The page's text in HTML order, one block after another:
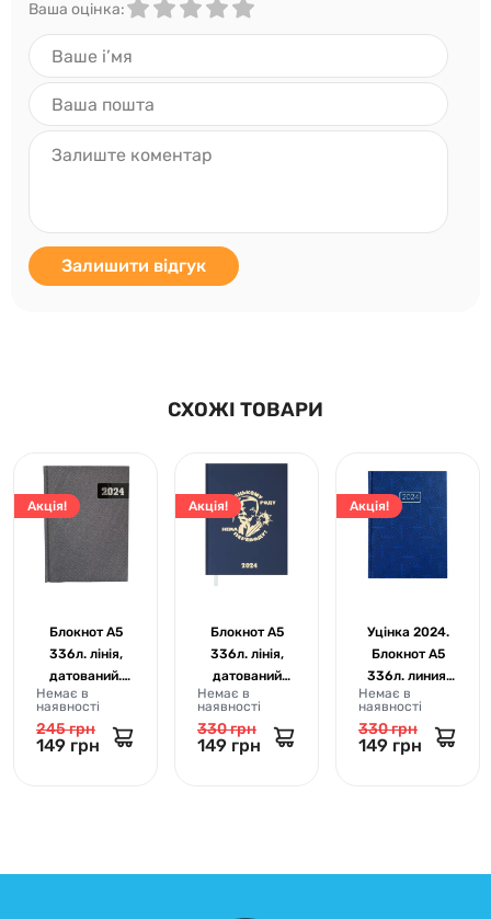
Ваша оцінка:
Залишити відгук
СХОЖІ ТОВАРИ
Акція!
Блокнот А5
336л. лінія,
датований.
MANLY. ВМ.
2188-09
Немає в
наявності
245 грн
149 грн
Акція!
Блокнот А5
336л. лінія,
датований
синій HEROES.
2024. ВМ.
2189-02
Немає в
наявності
330 грн
149 грн
Акція!
Уцінка 2024.
Блокнот А5
336л. линия,
датированный.
VELVET синий.
ВМ. 2163-02
Немає в
наявності
330 грн
149 грн